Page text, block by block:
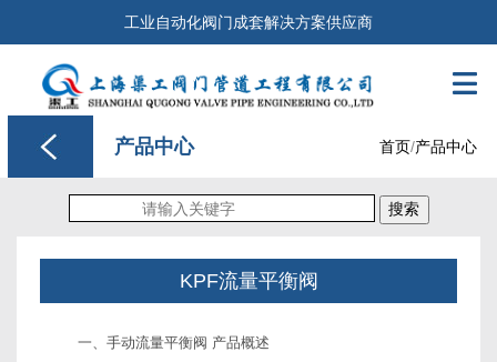
工业自动化阀门成套解决方案供应商

产品中心 首页/产品中心
搜索
KPF流量平衡阀
一、手动流量平衡阀 产品概述